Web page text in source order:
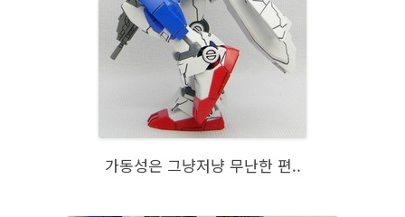
가동성은 그냥저냥 무난한 편..